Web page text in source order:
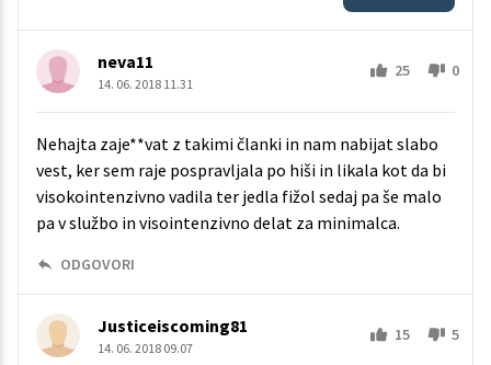
neva11
14. 06. 2018 11.31
25 0
Nehajta zaje**vat z takimi članki in nam nabijat slabo
vest, ker sem raje pospravljala po hiši in likala kot da bi
visokointenzivno vadila ter jedla fižol sedaj pa še malo
pa v službo in visointenzivno delat za minimalca.
ODGOVORI
Justiceiscoming81
14. 06. 2018 09.07
15 5